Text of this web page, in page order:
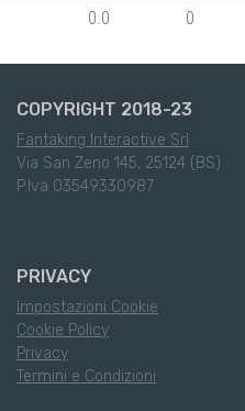
0.0 0
COPYRIGHT 2018-23
Fantaking Interactive Srl
Via San Zeno 145, 25124 (BS)
P.Iva 03549330987
PRIVACY
Impostazioni Cookie
Cookie Policy
Privacy
Termini e Condizioni